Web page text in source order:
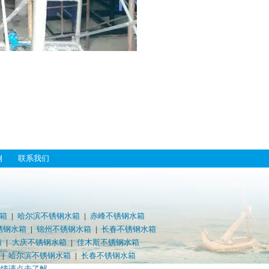
联系我们
| 哈尔滨不锈钢水箱| 赤峰不锈钢水箱
钢水箱 | 锦州不锈钢水箱 | 长春不锈钢水箱
|大庆不锈钢水箱|佳木斯不锈钢水箱
哈尔滨不锈钢水箱| 长春不锈钢水箱